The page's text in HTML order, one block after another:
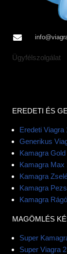
Ügyfélszolgálat
EREDETI ÉS
Eredeti Viagra
Generikus
Kamagra
Kamagra Max
Kamagra
Kamagra
Kamagra
MAGÖMLÉS
Super
Super Viagra